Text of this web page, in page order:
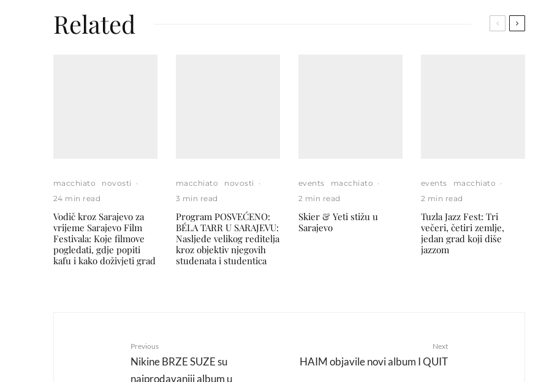
Related
macchiato novosti
·
24 min read
Vodič kroz Sarajevo za
vrijeme Sarajevo Film
Festivala: Koje filmove
pogledati, gdje popiti
kafu i kako doživjeti grad
macchiato novosti
·
3 min read
Program POSVEĆENO:
BÉLA TARR U SARAJEVU:
Nasljeđe velikog reditelja
kroz objektiv njegovih
studenata i studentica
events macchiato ·
2 min read
Skier & Yeti stižu u
Sarajevo
events macchiato ·
2 min read
Tuzla Jazz Fest: Tri
večeri, četiri zemlje,
jedan grad koji diše
jazzom
Previous
Nikine BRZE SUZE su
najprodavaniji album u
Next
HAIM objavile novi album I QUIT